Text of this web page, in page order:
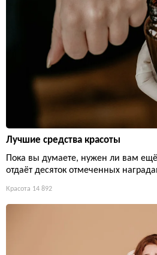
Лучшие средства красоты
Пока вы думаете, нужен ли вам
отдаёт десяток отмеченных
Красота 14 892